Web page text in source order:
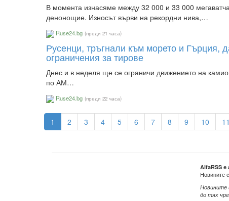
В момента изнасяме между 32 000 и 33 000
денонощие. Износът върви на рекордни нива,…
Ruse24.bg (преди 21 часа)
Русенци, тръгнали към морето и Гърция,
ограничения за тирове
Днес и в неделя ще се ограничи движението на
по АМ…
Ruse24.bg (преди 22 часа)
1 2 3 4 5 6 7 8 9 10 11
AlfaRSS е
Новините
Новините
до тях